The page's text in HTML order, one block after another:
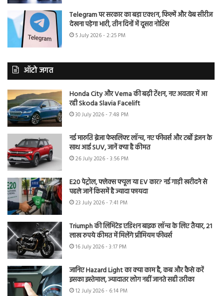
Telegram पर सरकार का बड़ा एक्शन, फिल्में और वेब सीरीज
देखना पड़ेगा भारी, तीन दिनों में दूसरा नोटिस
5 July 2026 - 2:25 PM
ऑटो जगत
Honda City और Verna की बढ़ी टेंशन, नए अवतार में आ
रही Skoda Slavia Facelift
30 July 2026 - 7:48 PM
नई मारुति ब्रेजा फेसलिफ्ट लॉन्च, नए फीचर्स और टर्बो इंजन के
साथ आई SUV, जानें क्या है कीमत
26 July 2026 - 3:56 PM
E20 पेट्रोल, फ्लेक्स फ्यूल या EV कार? नई गाड़ी खरीदने से
पहले जानें किसमें है ज्यादा फायदा
23 July 2026 - 7:41 PM
Triumph की लिमिटेड एडिशन बाइक लॉन्च के लिए तैयार, 21
लाख रुपये कीमत में मिलेंगे प्रीमियम फीचर्स
16 July 2026 - 3:17 PM
जानिए Hazard Light का क्या काम है, कब और कैसे करें
इसका इस्तेमाल, ज्यादातर लोग नहीं जानते सही तरीका
12 July 2026 - 6:14 PM